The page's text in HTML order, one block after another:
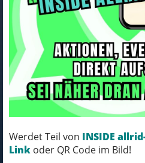
Werdet Teil von INSIDE
Link oder QR Code im Bild!
Lapierre XELIUS
line green -
Art.Nr. LXFUB520
Farbe: cyber line green
Rahmengröße: L
MICH KANNST DU
ABHOLUNG IN